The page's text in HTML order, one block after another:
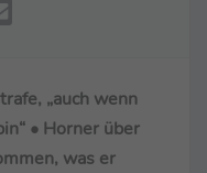
„auch wenn
• Horner über
was er